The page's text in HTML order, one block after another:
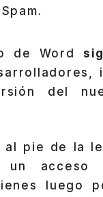
de Word
del
al pie de la
un acceso
luego